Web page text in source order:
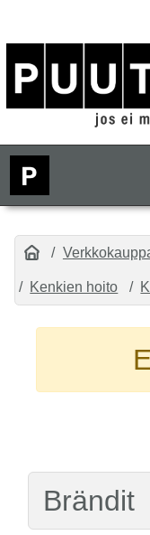
Kenkien hoito
Brändit